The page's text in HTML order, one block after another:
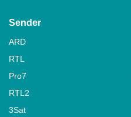
Sender
ARD
RTL
Pro7
RTL2
3Sat